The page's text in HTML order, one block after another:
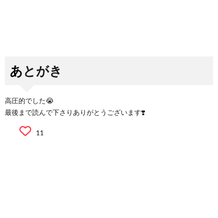
あとがき
高圧的でした😭
最後まで読んで下さりありがとうございます❣️
11